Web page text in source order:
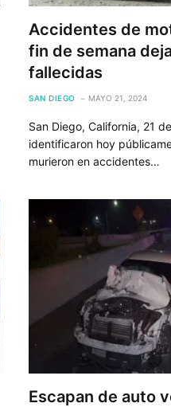
Accidentes de
fin de semana
fallecidas
SAN DIEGO MAYO 21, 2024
San Diego, California, 21
identificaron hoy
murieron en accidentes…
Escapan de auto